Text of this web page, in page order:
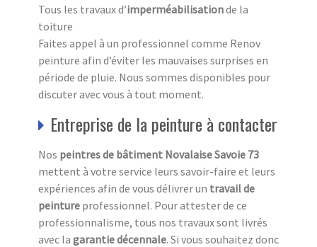
Tous les travaux d’imperméabilisationde la
toiture
Faites appel à un professionnel comme Renov
peinture afin d’éviter les mauvaises surprises en
période de pluie. Nous sommes disponibles pour
discuter avec vous à tout moment.
Entreprise de la peinture à contacter
Nos peintres de bâtiment Novalaise Savoie 73
mettent à votre service leurs savoir-faire et leurs
expériences afin de vous délivrer un travail de
peinture professionnel. Pour attester de ce
professionnalisme, tous nos travaux sont livrés
avec la garantie décennale. Si vous souhaitez donc